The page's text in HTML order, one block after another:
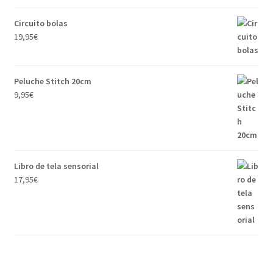
Circuito bolas
19,95€
Peluche Stitch 20cm
9,95€
Libro de tela sensorial
17,95€